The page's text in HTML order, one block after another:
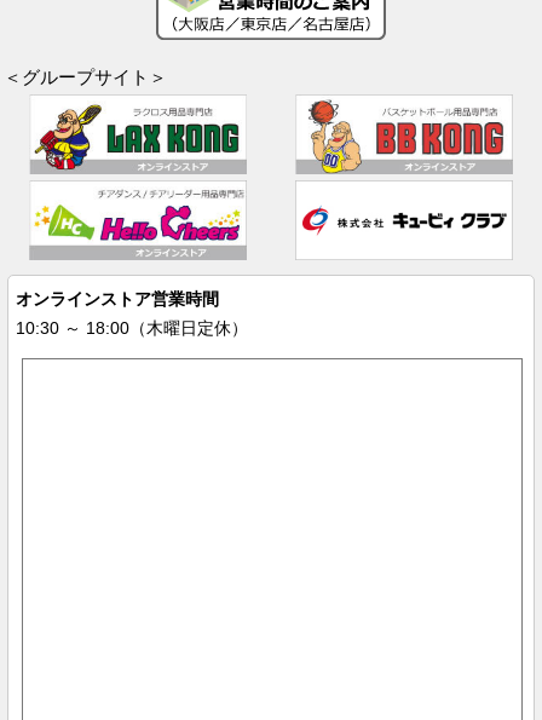
＜グループサイト＞
オンラインストア営業時間
10:30 ～ 18:00（木曜日定休）